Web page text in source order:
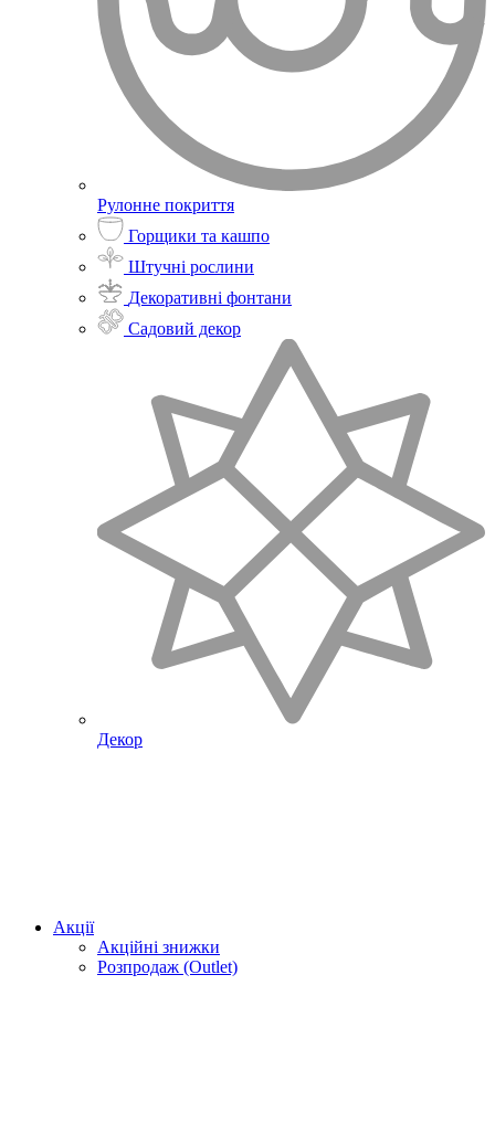
Рулонне покриття
Горщики та кашпо
Штучні рослини
Декоративні фонтани
Садовий декор
Декор
Акції
Акційні знижки
Розпродаж (Outlet)